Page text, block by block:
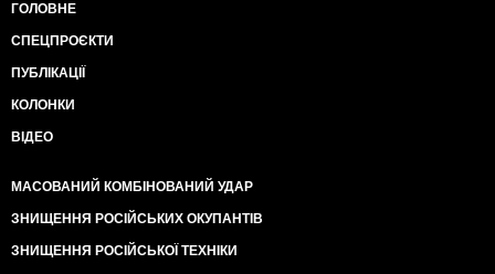
ГОЛОВНЕ
СПЕЦПРОЄКТИ
ПУБЛІКАЦІЇ
КОЛОНКИ
ВІДЕО
МАСОВАНИЙ КОМБІНОВАНИЙ УДАР
ЗНИЩЕННЯ РОСІЙСЬКИХ ОКУПАНТІВ
ЗНИЩЕННЯ РОСІЙСЬКОЇ ТЕХНІКИ